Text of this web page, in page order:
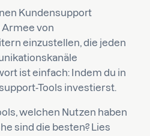
Kundensupport
von
einzustellen, die jeden
ist einfach: Indem du in
Tools investierst.
welchen Nutzen haben
sind die besten? Lies